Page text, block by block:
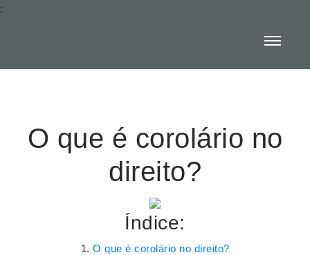
:
O que é corolário no
direito?
Índice:
O que é corolário no direito?